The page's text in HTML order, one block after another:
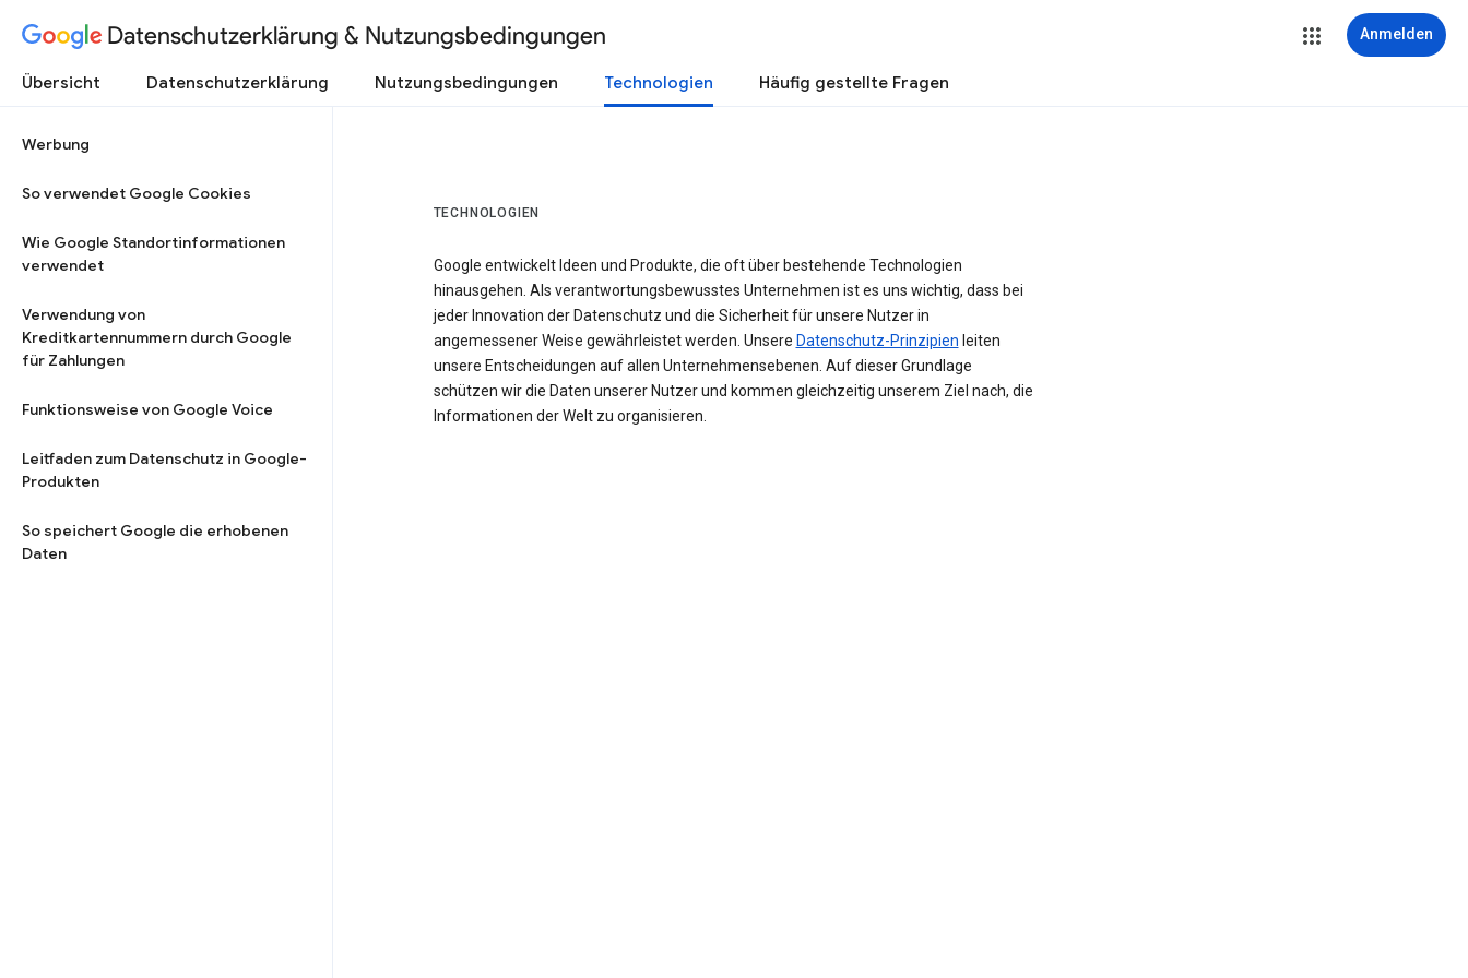
Datenschutzerklärung & Nutzungsbedingungen Anmelden
Übersicht Datenschutzerklärung Nutzungsbedingungen Technologien Häufig gestellte Fragen
Werbung
So verwendet Google Cookies
Wie Google Standortinformationen
verwendet
Verwendung von
Kreditkartennummern durch Google
für Zahlungen
Funktionsweise von Google Voice
Leitfaden zum Datenschutz in Google-
Produkten
So speichert Google die erhobenen
Daten
TECHNOLOGIEN
Google entwickelt Ideen und Produkte, die oft über bestehende Technologien
hinausgehen. Als verantwortungsbewusstes Unternehmen ist es uns wichtig, dass bei
jeder Innovation der Datenschutz und die Sicherheit für unsere Nutzer in
angemessener Weise gewährleistet werden. Unsere Datenschutz-Prinzipien leiten
unsere Entscheidungen auf allen Unternehmensebenen. Auf dieser Grundlage
schützen wir die Daten unserer Nutzer und kommen gleichzeitig unserem Ziel nach, die
Informationen der Welt zu organisieren.